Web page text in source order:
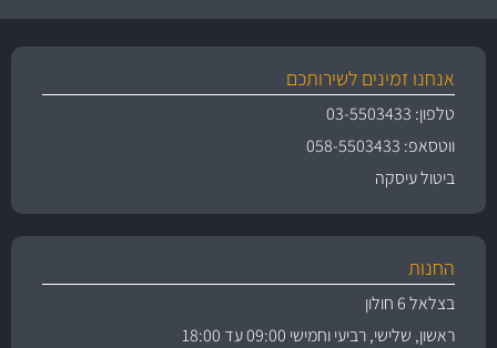
אנחנו זמינים לשירותכם
טלפון: 03-5503433
ווטסאפ: 058-5503433
ביטול עיסקה
החנות
בצלאל 6 חולון
ראשון, שלישי, רביעי וחמישי 09:00 עד 18:00